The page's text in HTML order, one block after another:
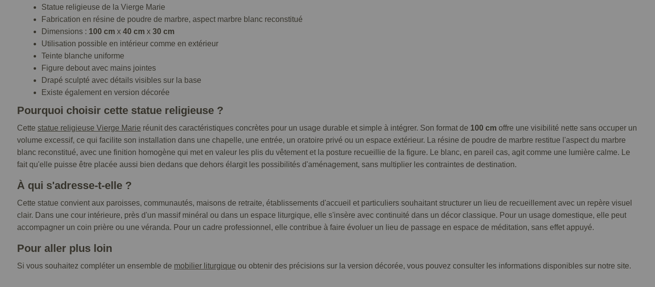
Statue religieuse de la Vierge Marie
Fabrication en résine de poudre de marbre, aspect marbre blanc reconstitué
Dimensions : 100 cm x 40 cm x 30 cm
Utilisation possible en intérieur comme en extérieur
Teinte blanche uniforme
Figure debout avec mains jointes
Drapé sculpté avec détails visibles sur la base
Existe également en version décorée
Pourquoi choisir cette statue religieuse ?
Cette statue religieuse Vierge Marie réunit des caractéristiques concrètes pour un usage durable et simple à intégrer. Son format de 100 cm offre une visibilité nette sans occuper un
volume excessif, ce qui facilite son installation dans une chapelle, une entrée, un oratoire privé ou un espace extérieur. La résine de poudre de marbre restitue l'aspect du marbre
blanc reconstitué, avec une finition homogène qui met en valeur les plis du vêtement et la posture recueillie de la figure. Le blanc, en pareil cas, agit comme une lumière calme. Le
fait qu'elle puisse être placée aussi bien dedans que dehors élargit les possibilités d'aménagement, sans multiplier les contraintes de destination.
À qui s'adresse-t-elle ?
Cette statue convient aux paroisses, communautés, maisons de retraite, établissements d'accueil et particuliers souhaitant structurer un lieu de recueillement avec un repère visuel
clair. Dans une cour intérieure, près d'un massif minéral ou dans un espace liturgique, elle s'insère avec continuité dans un décor classique. Pour un usage domestique, elle peut
accompagner un coin prière ou une véranda. Pour un cadre professionnel, elle contribue à faire évoluer un lieu de passage en espace de méditation, sans effet appuyé.
Pour aller plus loin
Si vous souhaitez compléter un ensemble de mobilier liturgique ou obtenir des précisions sur la version décorée, vous pouvez consulter les informations disponibles sur notre site.